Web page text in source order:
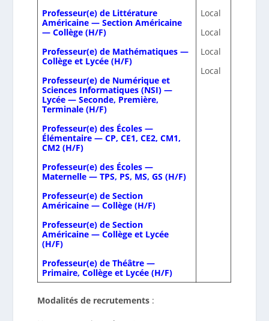
Professeur(e) de Littérature
Américaine — Section Américaine
— Collège (H/F)
Professeur(e) de Mathématiques —
Collège et Lycée (H/F)
Professeur(e) de Numérique et
Sciences Informatiques (NSI) —
Lycée — Seconde, Première,
Terminale (H/F)
Professeur(e) des Écoles —
Élémentaire — CP, CE1, CE2, CM1,
CM2 (H/F)
Professeur(e) des Écoles —
Maternelle — TPS, PS, MS, GS (H/F)
Professeur(e) de Section
Américaine — Collège (H/F)
Professeur(e) de Section
Américaine — Collège et Lycée
(H/F)
Professeur(e) de Théâtre —
Primaire, Collège et Lycée (H/F)
Local
Local
Local
Local
Modalités de recrutements :